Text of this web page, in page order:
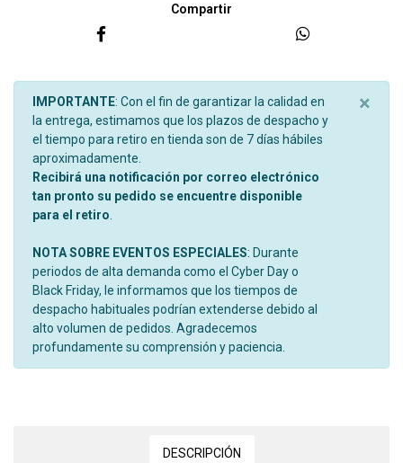
Compartir
IMPORTANTE: Con el fin de garantizar la calidad en
la entrega, estimamos que los plazos de despacho y
el tiempo para retiro en tienda son de 7 días hábiles
aproximadamente.
Recibirá una notificación por correo electrónico
tan pronto su pedido se encuentre disponible
para el retiro
NOTA SOBRE EVENTOS ESPECIALES: Durante
periodos de alta demanda como el Cyber Day o
Black Friday, le informamos que los tiempos de
despacho habituales podrían extenderse debido al
alto volumen de pedidos. Agradecemos
profundamente su comprensión y paciencia.
×
DESCRIPCIÓN